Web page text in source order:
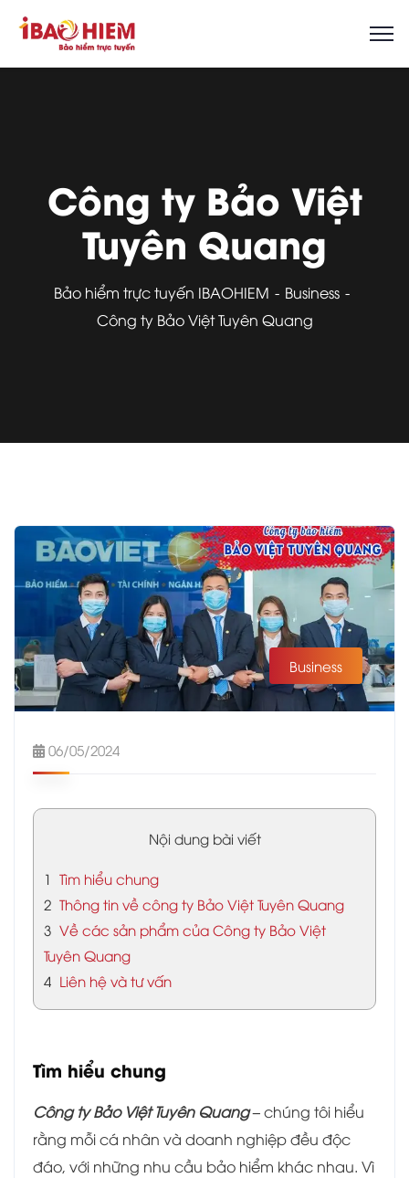
Công ty Bảo Việt
Tuyên Quang
Bảo hiểm trực tuyến IBAOHIEM
Business
Công ty Bảo Việt Tuyên Quang
Business
06/05/2024
Nội dung bài viết
1 Tìm hiểu chung
2 Thông tin về công ty Bảo Việt Tuyên Quang
3 Về các sản phẩm của Công ty Bảo Việt
Tuyên Quang
4 Liên hệ và tư vấn
Tìm hiểu chung
Công ty Bảo Việt Tuyên Quang –chúng tôi hiểu
rằng mỗi cá nhân và doanh nghiệp đều độc
đáo, với những nhu cầu bảo hiểm khác nhau. Vì